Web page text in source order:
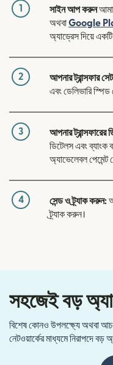
1 সাইন আপ করুন
অথবাGoogle
অ্যাড্রেস দিয়ে
2 আপনার ট্রান্সফার
এবং ডেলিভারি স্পিড
3 আপনার ট্রান্সফারের
ডিটেলস এবং ব্যাংক
অ্যাভেলেবল
4 সেন্ড ও ট্র্যাক করুন:
ট্র্যাক করুন।
সহজেই বড়
বিশেষ কোনও উপলক্ষ্যে অথবা
নেটওয়ার্কের মাধ্যমে নিরাপদে বড়